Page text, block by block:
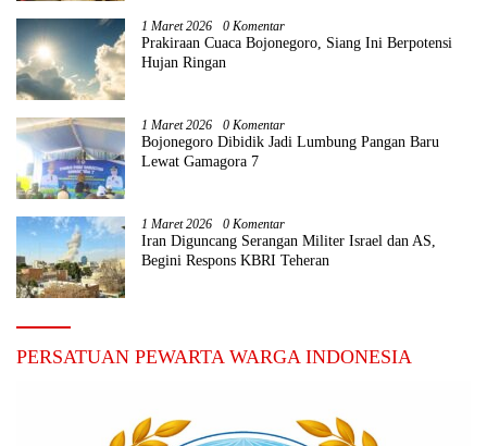
1 Maret 2026 0 Komentar
Prakiraan Cuaca Bojonegoro, Siang Ini Berpotensi
Hujan Ringan
1 Maret 2026 0 Komentar
Bojonegoro Dibidik Jadi Lumbung Pangan Baru
Lewat Gamagora 7
1 Maret 2026 0 Komentar
Iran Diguncang Serangan Militer Israel dan AS,
Begini Respons KBRI Teheran
PERSATUAN PEWARTA WARGA INDONESIA